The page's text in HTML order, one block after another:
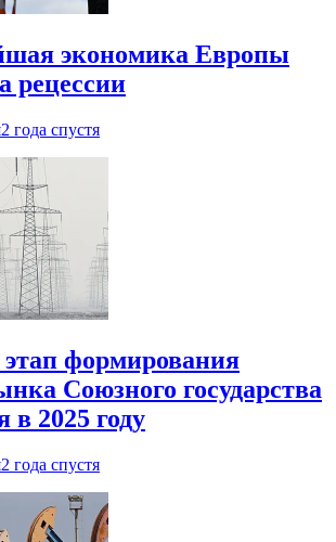
экономика Европы
рецессии
2 года спустя
формирования
Союзного государства
в 2025 году
2 года спустя